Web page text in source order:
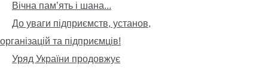
Вічна пам’ять і шана...
До уваги підприємств, установ,
організацій та підприємців!
Уряд України продовжує